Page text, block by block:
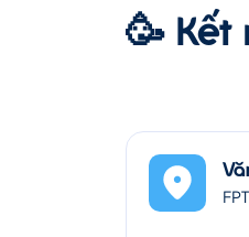
🥳